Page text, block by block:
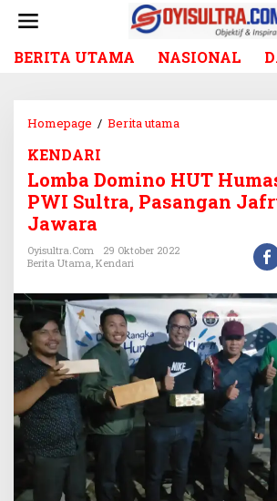
BERITA UTAMA NASIONAL
Homepage / Berita utama
b
a
D
o
H
U
T
H
u
m
o
KENDARI
Lomba Domino HUT
PWI Sultra, Pasangan
Jawara
Oyisultra.com
29 Oktober 2022
Berita Utama, Kendari